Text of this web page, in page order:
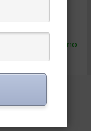
Aprende cómo
.